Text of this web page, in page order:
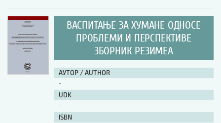
ISBN
ВАСПИТАЊЕ ЗА ХУМАНЕ ОДНОСЕ
ПРОБЛЕМИ И ПЕРСПЕКТИВЕ
ЗБОРНИК РЕЗИМЕА
АУТОР / AUTHOR
-
UDK
-
ISBN